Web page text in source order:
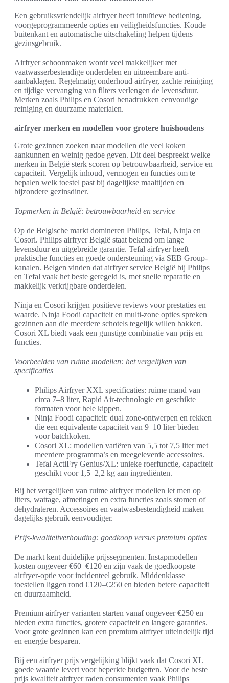
Een gebruiksvriendelijk airfryer heeft intuïtieve bediening,
voorgeprogrammeerde opties en veiligheidsfuncties. Koude
buitenkant en automatische uitschakeling helpen tijdens
gezinsgebruik.
Airfryer schoonmaken wordt veel makkelijker met
vaatwasserbestendige onderdelen en uitneembare anti-
aanbaklagen. Regelmatig onderhoud airfryer, zachte reiniging
en tijdige vervanging van filters verlengen de levensduur.
Merken zoals Philips en Cosori benadrukken eenvoudige
reiniging en duurzame materialen.
airfryer merken en modellen voor grotere huishoudens
Grote gezinnen zoeken naar modellen die veel koken
aankunnen en weinig gedoe geven. Dit deel bespreekt welke
merken in België sterk scoren op betrouwbaarheid, service en
capaciteit. Vergelijk inhoud, vermogen en functies om te
bepalen welk toestel past bij dagelijkse maaltijden en
bijzondere gezinsdiner.
Topmerken in België: betrouwbaarheid en service
Op de Belgische markt domineren Philips, Tefal, Ninja en
Cosori. Philips airfryer België staat bekend om lange
levensduur en uitgebreide garantie. Tefal airfryer heeft
praktische functies en goede ondersteuning via SEB Group-
kanalen. Belgen vinden dat airfryer service België bij Philips
en Tefal vaak het beste geregeld is, met snelle reparatie en
makkelijk verkrijgbare onderdelen.
Ninja en Cosori krijgen positieve reviews voor prestaties en
waarde. Ninja Foodi capaciteit en multi-zone opties spreken
gezinnen aan die meerdere schotels tegelijk willen bakken.
Cosori XL biedt vaak een gunstige combinatie van prijs en
functies.
Voorbeelden van ruime modellen: het vergelijken van
specificaties
Philips Airfryer XXL specificaties: ruime mand van
circa 7–8 liter, Rapid Air-technologie en geschikte
formaten voor hele kippen.
Ninja Foodi capaciteit: dual zone-ontwerpen en rekken
die een equivalente capaciteit van 9–10 liter bieden
voor batchkoken.
Cosori XL: modellen variëren van 5,5 tot 7,5 liter met
meerdere programma’s en meegeleverde accessoires.
Tefal ActiFry Genius/XL: unieke roerfunctie, capaciteit
geschikt voor 1,5–2,2 kg aan ingrediënten.
Bij het vergelijken van ruime airfryer modellen let men op
liters, wattage, afmetingen en extra functies zoals stomen of
dehydrateren. Accessoires en vaatwasbestendigheid maken
dagelijks gebruik eenvoudiger.
Prijs-kwaliteitverhouding: goedkoop versus premium opties
De markt kent duidelijke prijssegmenten. Instapmodellen
kosten ongeveer €60–€120 en zijn vaak de goedkoopste
airfryer-optie voor incidenteel gebruik. Middenklasse
toestellen liggen rond €120–€250 en bieden betere capaciteit
en duurzaamheid.
Premium airfryer varianten starten vanaf ongeveer €250 en
bieden extra functies, grotere capaciteit en langere garanties.
Voor grote gezinnen kan een premium airfryer uiteindelijk tijd
en energie besparen.
Bij een airfryer prijs vergelijking blijkt vaak dat Cosori XL
goede waarde levert voor beperkte budgetten. Voor de beste
prijs kwaliteit airfryer raden consumenten vaak Philips